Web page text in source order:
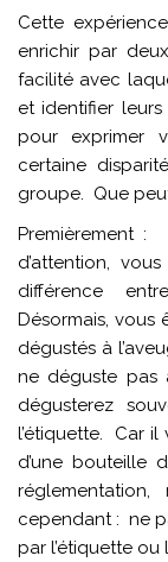
Cette
enrichir par
facilité avec
et identifier
pour exprimer
certaine
groupe. Que
Premièrement :
d’attention,
différence
Désormais, vous
dégustés à
ne déguste pas
dégusterez
l’étiquette. Car il
d’une bouteille
cependant : ne
par l’étiquette ou